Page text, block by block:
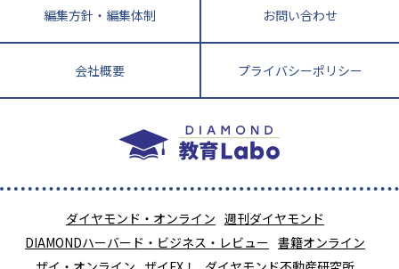
編集方針・編集体制 お問い合わせ
会社概要 プライバシーポリシー
ダイヤモンド・オンライン 週刊ダイヤモンド
DIAMONDハーバード・ビジネス・レビュー 書籍オンライン